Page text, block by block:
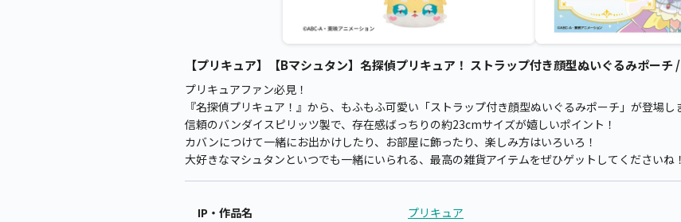
【プリキュア】【Bマシュタン】名探偵プリキュア！ ストラップ付き顔型ぬいぐるみポー
プリキュアファン必見！
『名探偵プリキュア！』から、もふもふ可愛い「ストラップ付き顔型ぬいぐるみポーチ」が登場し
信頼のバンダイスピリッツ製で、存在感ばっちりの約23cmサイズが嬉しいポイント！
カバンにつけて一緒にお出かけしたり、お部屋に飾ったり、楽しみ方はいろいろ！
大好きなマシュタンといつでも一緒にいられる、最高の雑貨アイテムをぜひゲットしてくださいね！
IP・作品名 プリキュア